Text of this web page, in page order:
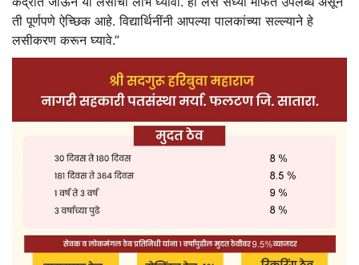
ती पूर्णपणे ऐच्छिक आहे. विद्यार्थिनींनी आपल्या पालकांच्या सल्ल्याने हे
लसीकरण करून घ्यावे.”